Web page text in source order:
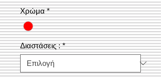
Χρώμα *
Διαστάσεις : *